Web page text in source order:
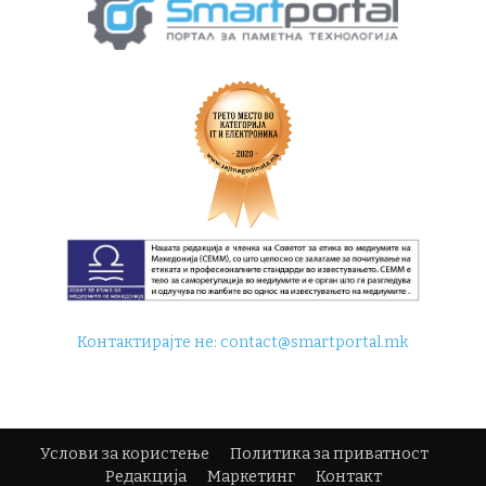
Контактирајте не:contact@smartportal.mk
Услови за користење
Политика за приватност
Редакција
Маркетинг Контакт